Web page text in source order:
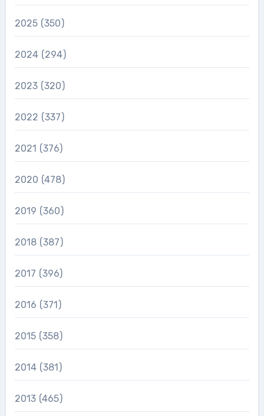
2025 (350)
2024 (294)
2023 (320)
2022 (337)
2021 (376)
2020 (478)
2019 (360)
2018 (387)
2017 (396)
2016 (371)
2015 (358)
2014 (381)
2013 (465)